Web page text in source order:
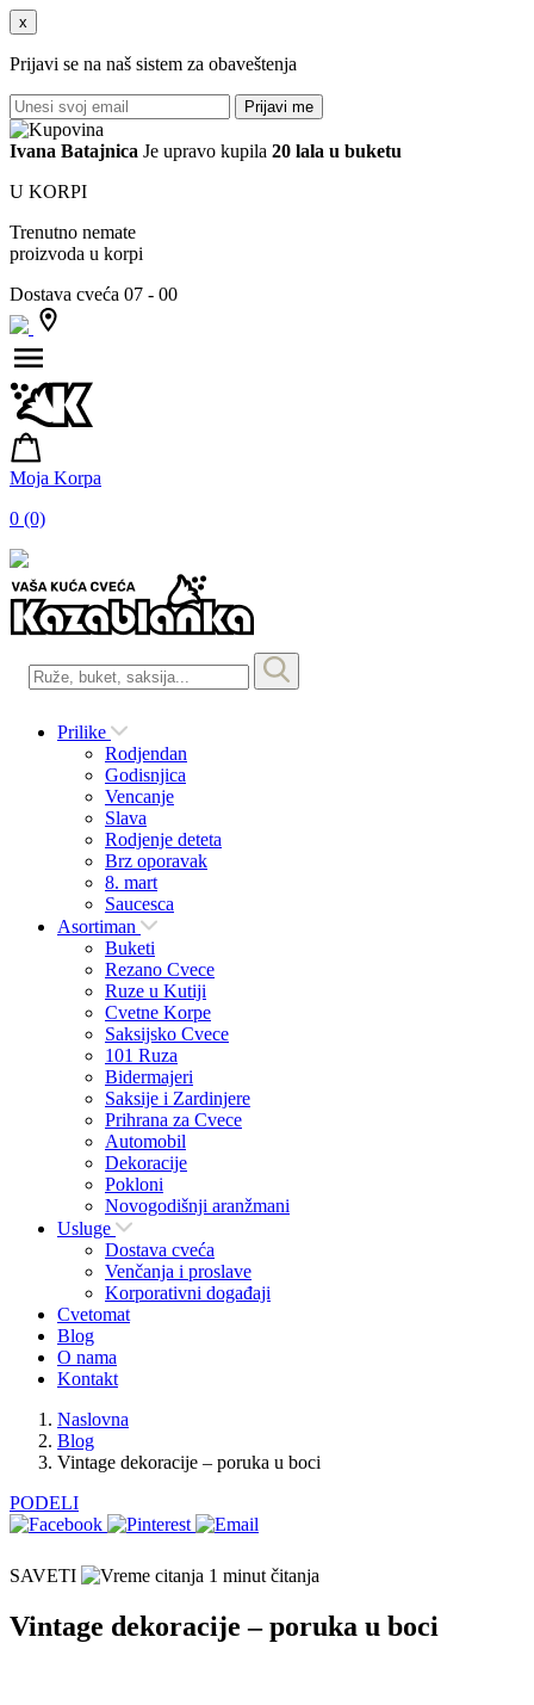
x
Prijavi se na naš sistem za obaveštenja
Prijavi me
Ivana Batajnica Je upravo kupila 20 lala u buketu
U KORPI
Trenutno nemate
proizvoda u korpi
Dostava cveća 07 - 00
Moja Korpa
0 (0)
Prilike
Rodjendan
Godisnjica
Vencanje
Slava
Rodjenje deteta
Brz oporavak
8. mart
Saucesca
Asortiman
Buketi
Rezano Cvece
Ruze u Kutiji
Cvetne Korpe
Saksijsko Cvece
101 Ruza
Bidermajeri
Saksije i Zardinjere
Prihrana za Cvece
Automobil
Dekoracije
Pokloni
Novogodišnji aranžmani
Usluge
Dostava cveća
Venčanja i proslave
Korporativni događaji
Cvetomat
Blog
O nama
Kontakt
Naslovna
Blog
Vintage dekoracije – poruka u boci
PODELI
SAVETI 1 minut čitanja
Vintage dekoracije – poruka u boci